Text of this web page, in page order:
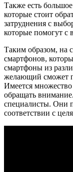
Также есть
которые стоит
затруднения с
которые помогут с
Таким образом, на
смартфонов,
смартфоны из
желающий сможет
Имеется
обращать
специалисты. Они
соответствии с